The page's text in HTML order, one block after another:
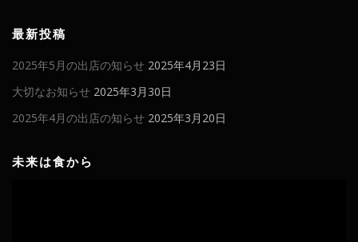
最新投稿
2025年5月の出店の知らせ 2025年4月23日
大切なお知らせ 2025年3月30日
2025年4月の出店の知らせ 2025年3月20日
未来は食から